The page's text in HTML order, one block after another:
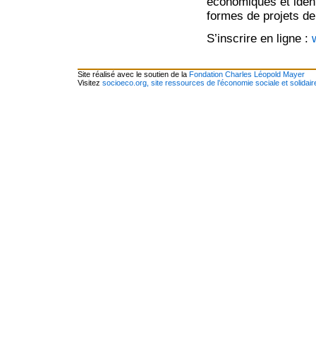
formes de projets
S’inscrire en ligne :
Site réalisé avec le soutien de la Fondation Charles Léopold Mayer
Visitez socioeco.org, site ressources de l’économie sociale et